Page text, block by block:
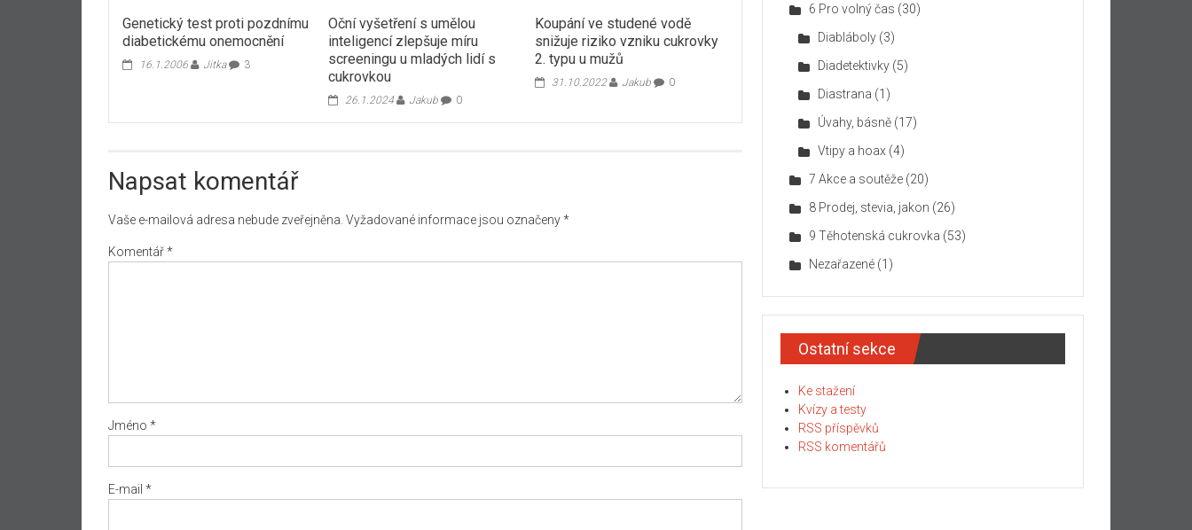
Genetický test proti pozdnímu
diabetickému onemocnění
16.1.2006 Jitka 3
Oční vyšetření s umělou
inteligencí zlepšuje míru
screeningu u mladých lidí s
cukrovkou
26.1.2024 Jakub 0
Koupání ve studené vodě
snižuje riziko vzniku cukrovky
2. typu u mužů
31.10.2022 Jakub 0
Napsat komentář
Vaše e-mailová adresa nebude zveřejněna. Vyžadované informace jsou označeny*
Komentář*
Jméno *
E-mail *
6 Pro volný čas (30)
Diabláboly (3)
Diadetektivky (5)
Diastrana (1)
Úvahy, básně (17)
Vtipy a hoax (4)
7 Akce a soutěže (20)
8 Prodej, stevia, jakon (26)
9 Těhotenská cukrovka (53)
Nezařazené (1)
Ostatní sekce
Ke stažení
Kvízy a testy
RSS příspěvků
RSS komentářů